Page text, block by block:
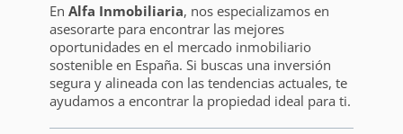
En Alfa Inmobiliaria, nos especializamos en
asesorarte para encontrar las mejores
oportunidades en el mercado inmobiliario
sostenible en España. Si buscas una inversión
segura y alineada con las tendencias actuales, te
ayudamos a encontrar la propiedad ideal para ti.